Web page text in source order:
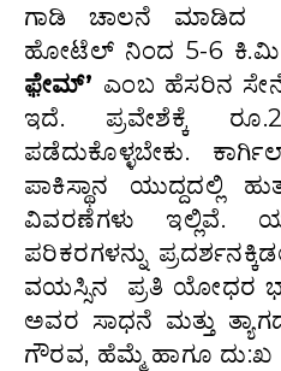
ಗಾಡಿ ಚಾಲನೆ ಮಾಡಿದ :
ಹೋಟೆಲ್ ನಿಂದ 5-6 ಕಿ.ಮಿ
ಫ಼ೇಮ್’ ಎಂಬ ಹೆಸರಿನ
ಇದೆ. ಪ್ರವೇಶೆಕ್ಕೆ
ಪಡೆದುಕೊಳ್ಳಬೇಕು.
ಪಾಕಿಸ್ಥಾನ ಯುದ್ದದಲ್ಲಿ
ವಿವರಣೆಗಳು ಇಲ್ಲಿವೆ.
ಪರಿಕರಗಳನ್ನು
ವಯಸ್ಸಿನ ಪ್ರತಿ ಯೋಧರ
ಅವರ ಸಾಧನೆ ಮತ್ತು
ಗೌರವ, ಹೆಮ್ಮೆ ಹಾಗೂ ದು:ಖ